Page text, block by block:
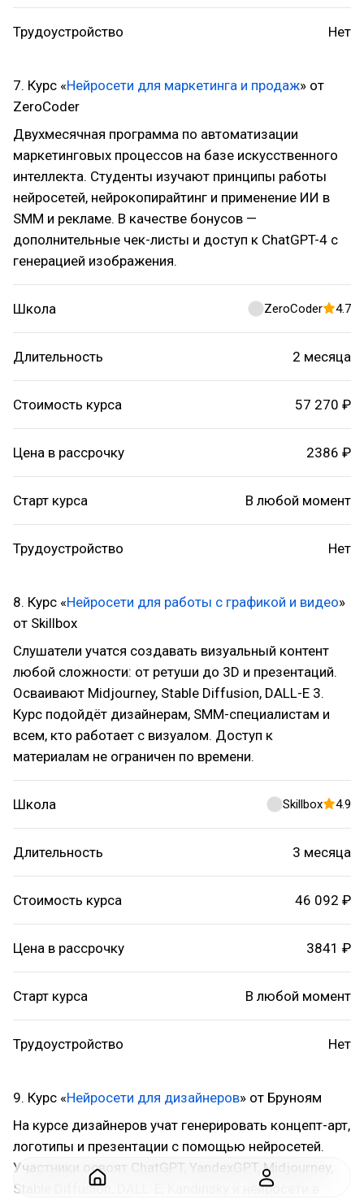
Трудоустройство Нет
7. Курс «Нейросети для маркетинга и продаж» от
ZeroCoder
Двухмесячная программа по автоматизации
маркетинговых процессов на базе искусственного
интеллекта. Студенты изучают принципы работы
нейросетей, нейрокопирайтинг и применение ИИ в
SMM и рекламе. В качестве бонусов —
дополнительные чек-листы и доступ к ChatGPT-4 с
генерацией изображения.
Школа ZeroCoder 4.7
Длительность 2 месяца
Стоимость курса 57 270 ₽
Цена в рассрочку 2386 ₽
Старт курса В любой момент
Трудоустройство Нет
8. Курс «Нейросети для работы с графикой и видео»
от Skillbox
Слушатели учатся создавать визуальный контент
любой сложности: от ретуши до 3D и презентаций.
Осваивают Midjourney, Stable Diffusion, DALL-E 3.
Курс подойдёт дизайнерам, SMM-специалистам и
всем, кто работает с визуалом. Доступ к
материалам не ограничен по времени.
Школа Skillbox 4.9
Длительность 3 месяца
Стоимость курса 46 092 ₽
Цена в рассрочку 3841 ₽
Старт курса В любой момент
Трудоустройство Нет
9. Курс «Нейросети для дизайнеров» от Бруноям
На курсе дизайнеров учат генерировать концепт-арт,
логотипы и презентации с помощью нейросетей.
Участники освоят ChatGPT, YandexGPT, Midjourney,
Stable Diffusion, DALL-E, Kandinsky и нейросети в